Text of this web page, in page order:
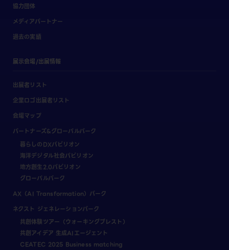
協力団体
メディアパートナー
過去の実績
展示会場/出展情報
出展者リスト
企業ロゴ出展者リスト
会場マップ
パートナーズ&グローバルパーク
暮らしのDXパビリオン
海洋デジタル社会パビリオン
地方創生2.0パビリオン
グローバルパーク
AX（AI Transformation）パーク
ネクスト ジェネレーションパーク
共創体験ツアー（ウォーキングブレスト）
共創アイデア 生成AIエージェント
CEATEC 2025 Business matching